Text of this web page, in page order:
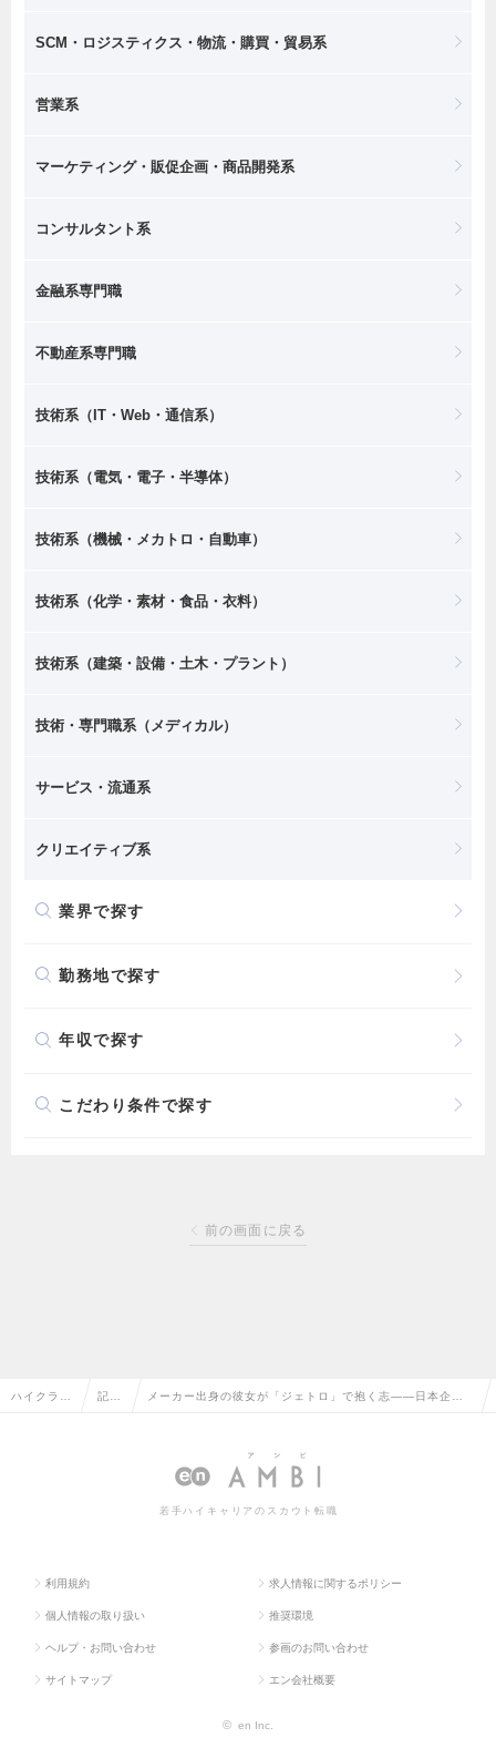
SCM・ロジスティクス・物流・購買・貿易系
営業系
マーケティング・販促企画・商品開発系
コンサルタント系
金融系専門職
不動産系専門職
技術系（IT・Web・通信系）
技術系（電気・電子・半導体）
技術系（機械・メカトロ・自動車）
技術系（化学・素材・食品・衣料）
技術系（建築・設備・土木・プラント）
技術・専門職系（メディカル）
サービス・流通系
クリエイティブ系
業界で探す
勤務地で探す
年収で探す
こだわり条件で探す
前の画面に戻る
ハイクラス 記事 メーカー出身の彼女が「ジェトロ」で抱く志――日本企業
若手ハイキャリアのスカウト転職
利用規約 求人情報に関するポリシー
個人情報の取り扱い 推奨環境
ヘルプ・お問い合わせ 参画のお問い合わせ
サイトマップ エン会社概要
© en Inc.